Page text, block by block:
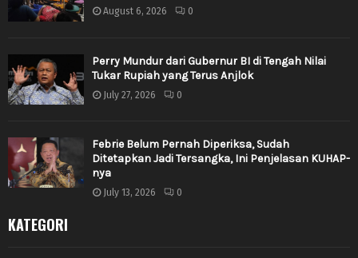
August 6, 2026 0
Perry Mundur dari Gubernur BI di Tengah Nilai
Tukar Rupiah yang Terus Anjlok
July 27, 2026 0
Febrie Belum Pernah Diperiksa, Sudah
Ditetapkan Jadi Tersangka, Ini Penjelasan KUHAP-
nya
July 13, 2026 0
KATEGORI